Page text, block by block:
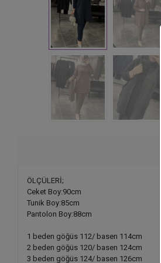
ÖLÇÜLERİ;
Ceket Boy:90cm
Tunik Boy:85cm
Pantolon Boy:88cm
1 beden göğüs 112/ basen 114cm
2 beden göğüs 120/ basen 124cm
3 beden göğüs 124/ basen 126cm